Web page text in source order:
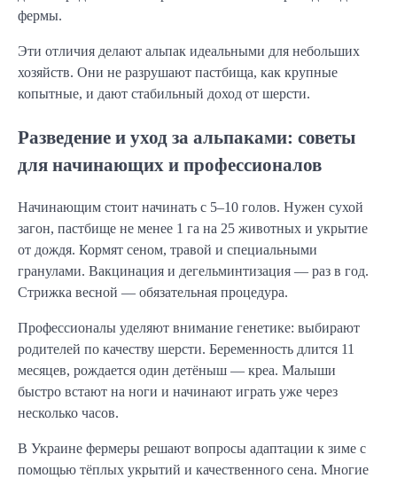
фермы.
Эти отличия делают альпак идеальными для небольших
хозяйств. Они не разрушают пастбища, как крупные
копытные, и дают стабильный доход от шерсти.
Разведение и уход за альпаками: советы
для начинающих и профессионалов
Начинающим стоит начинать с 5–10 голов. Нужен сухой
загон, пастбище не менее 1 га на 25 животных и укрытие
от дождя. Кормят сеном, травой и специальными
гранулами. Вакцинация и дегельминтизация — раз в год.
Стрижка весной — обязательная процедура.
Профессионалы уделяют внимание генетике: выбирают
родителей по качеству шерсти. Беременность длится 11
месяцев, рождается один детёныш — креа. Малыши
быстро встают на ноги и начинают играть уже через
несколько часов.
В Украине фермеры решают вопросы адаптации к зиме с
помощью тёплых укрытий и качественного сена. Многие